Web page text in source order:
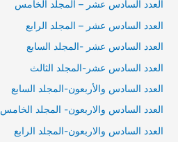
العدد السادس عشر – المجلد الخامس
العدد السادس عشر – المجلد الرابع
العدد السادس عشر -المجلد السابع
العدد السادس عشر-المجلد الثالث
العدد السادس والأربعون-المجلد السابع
العدد السادس والاربعون- المجلد الخامس
العدد السادس والاربعون-المجلد الرابع